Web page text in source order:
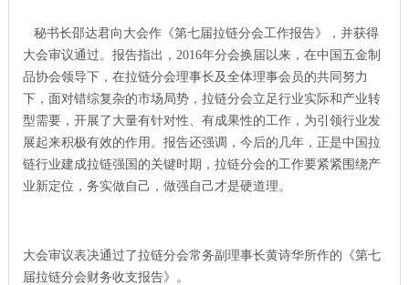
秘书长邵达君向大会作《第七届拉链分会工作报告》，并获得
大会审议通过。报告指出，2016年分会换届以来，在中国五金制
品协会领导下，在拉链分会理事长及全体理事会员的共同努力
下，面对错综复杂的市场局势，拉链分会立足行业实际和产业转
型需要，开展了大量有针对性、有成果性的工作，为引领行业发
展起来积极有效的作用。报告还强调，今后的几年，正是中国拉
链行业建成拉链强国的关键时期，拉链分会的工作要紧紧围绕产
业新定位，务实做自己，做强自己才是硬道理。
大会审议表决通过了拉链分会常务副理事长黄诗华所作的《第七
届拉链分会财务收支报告》。